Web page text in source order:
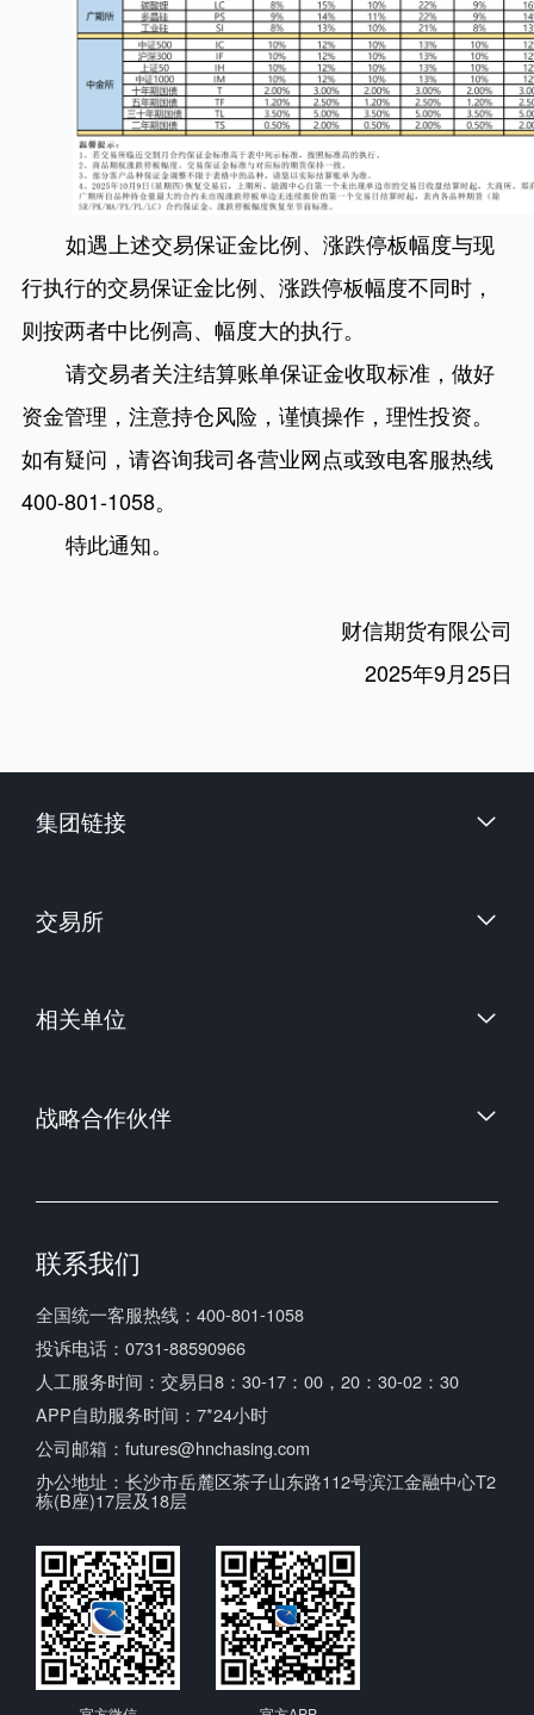
如遇上述交易保证金比例、涨跌停板幅度与现
行执行的交易保证金比例、涨跌停板幅度不同时，
则按两者中比例高、幅度大的执行。
请交易者关注结算账单保证金收取标准，做好
资金管理，注意持仓风险，谨慎操作，理性投资。
如有疑问，请咨询我司各营业网点或致电客服热线
400-801-1058。
特此通知。
财信期货有限公司
2025年9月25日
集团链接
交易所
中国金融期货交易所
大连商品交易所
相关单位
中国期货业协会
战略合作伙伴
联系我们
全国统一客服热线：400-801-1058
投诉电话：0731-88590966
人工服务时间：交易日8：30-17：00，20：30-02：30
APP自助服务时间：7*24小时
公司邮箱：futures@hnchasing.com
办公地址：长沙市岳麓区茶子山东路112号滨江金融中心T2
栋(B座)17层及18层